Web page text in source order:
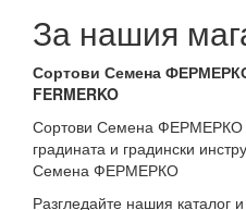
За нашия
Сортови Семена
FERMERKO
Сортови Семена ФЕРМЕРКО
градината и градински
Семена ФЕРМЕРКО
Разгледайте нашия каталог